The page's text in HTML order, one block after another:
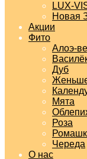
LUX-
Новая
Акции
Фито
Алоэ-
Дуб
Мята
Роза
Череда
О нас